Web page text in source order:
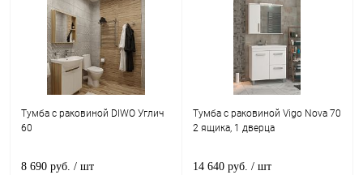
Тумба с раковиной DIWO Углич
60
8 690 руб. / шт
Тумба с раковиной Vigo Nova 70
2 ящика, 1 дверца
14 640 руб. / шт